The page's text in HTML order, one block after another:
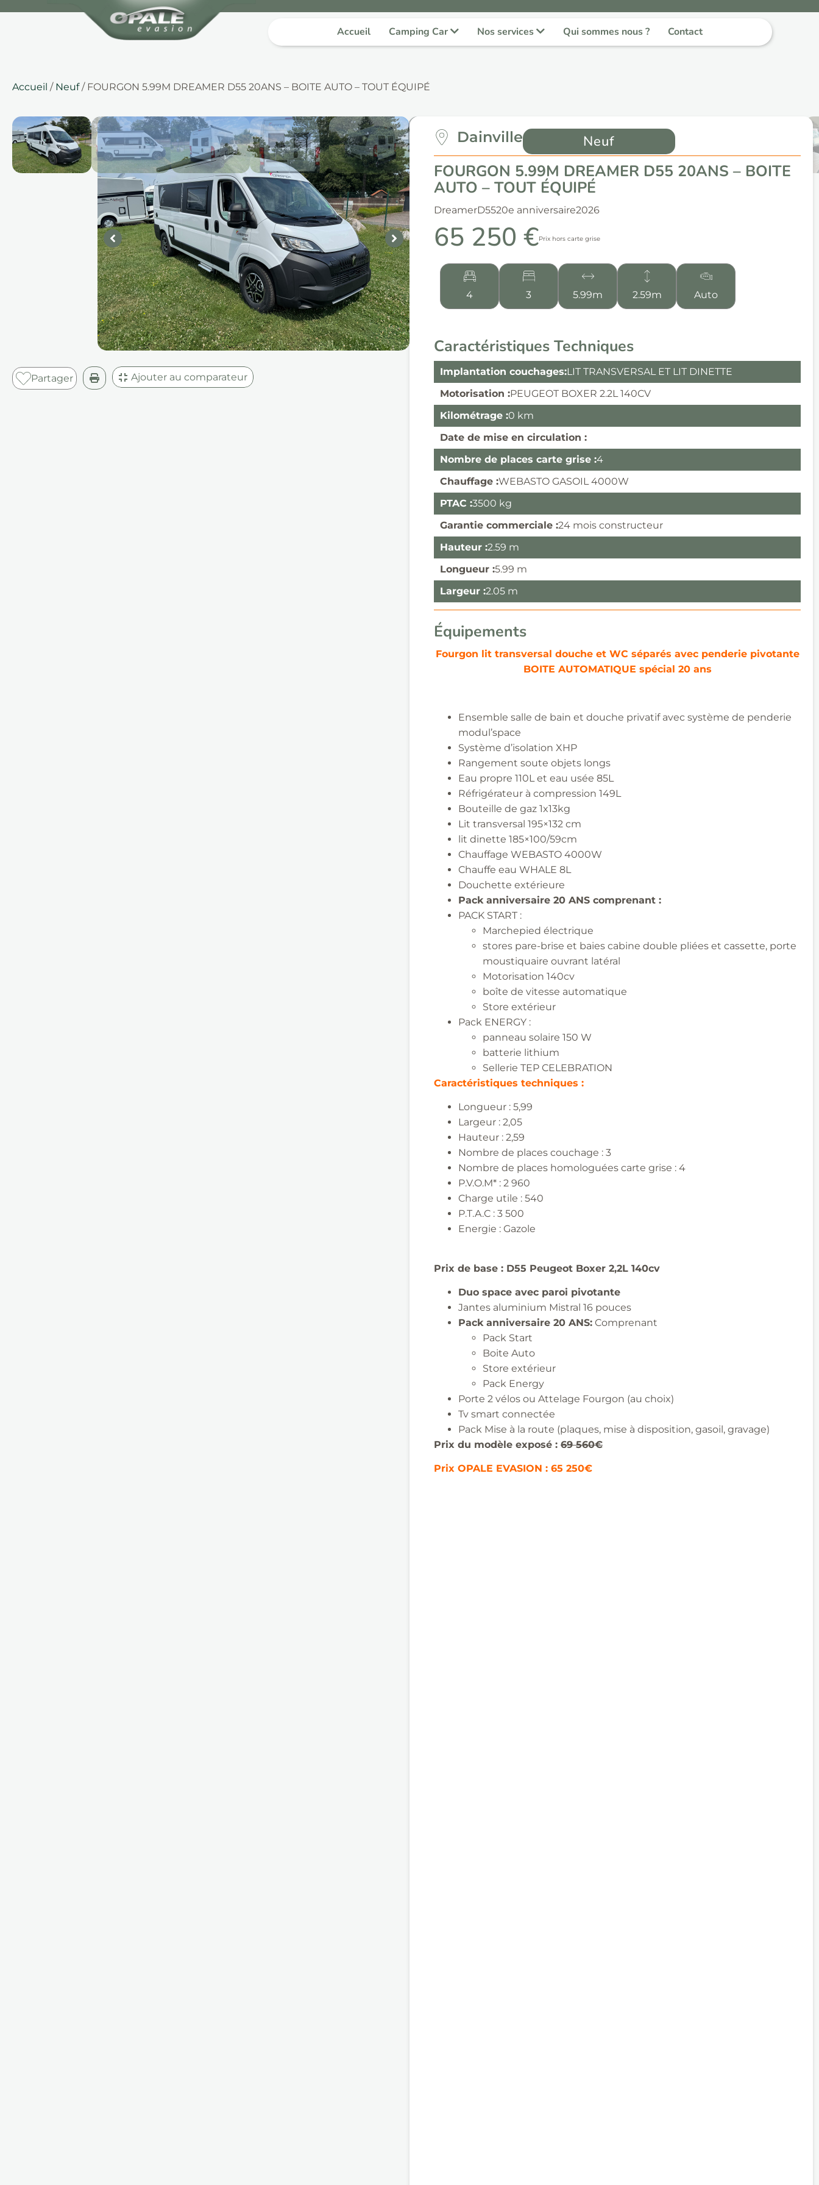
Accueil Camping Car Nos services Qui sommes nous ? Contact
Accueil / Neuf/ FOURGON 5.99M DREAMER D55 20ANS – BOITE AUTO – TOUT ÉQUIPÉ
Partager Ajouter au comparateur
Dainville Neuf
FOURGON 5.99M DREAMER D55 20ANS – BOITE
AUTO – TOUT ÉQUIPÉ
DreamerD5520e anniversaire2026
65 250 €Prix hors carte grise
4 3 5.99m 2.59m Auto
Caractéristiques Techniques
Implantation couchages:LIT TRANSVERSAL ET LIT DINETTE
Motorisation :PEUGEOT BOXER 2.2L 140CV
Kilométrage :0 km
Date de mise en circulation :
Nombre de places carte grise :4
Chauffage :WEBASTO GASOIL 4000W
PTAC :3500 kg
Garantie commerciale :24 mois constructeur
Hauteur :2.59 m
Longueur :5.99 m
Largeur :2.05 m
Équipements
Fourgon lit transversal douche et WC séparés avec penderie pivotante
BOITE AUTOMATIQUE spécial 20 ans
Ensemble salle de bain et douche privatif avec système de penderie
modul’space
Système d’isolation XHP
Rangement soute objets longs
Eau propre 110L et eau usée 85L
Réfrigérateur à compression 149L
Bouteille de gaz 1x13kg
Lit transversal 195×132 cm
lit dinette 185×100/59cm
Chauffage WEBASTO 4000W
Chauffe eau WHALE 8L
Douchette extérieure
Pack anniversaire 20 ANS comprenant :
PACK START :
Marchepied électrique
stores pare-brise et baies cabine double pliées et cassette, porte
moustiquaire ouvrant latéral
Motorisation 140cv
boîte de vitesse automatique
Store extérieur
Pack ENERGY :
panneau solaire 150 W
batterie lithium
Sellerie TEP CELEBRATION
Caractéristiques techniques :
Longueur : 5,99
Largeur : 2,05
Hauteur : 2,59
Nombre de places couchage : 3
Nombre de places homologuées carte grise : 4
P.V.O.M* : 2 960
Charge utile : 540
P.T.A.C : 3 500
Energie : Gazole
Prix de base : D55 Peugeot Boxer 2,2L 140cv
Duo space avec paroi pivotante
Jantes aluminium Mistral 16 pouces
Pack anniversaire 20 ANS: ​ Comprenant
Pack Start
Boite Auto
Store extérieur
Pack Energy​
Porte 2 vélos ou Attelage Fourgon (au choix)
Tv smart connectée​
Pack Mise à la route (plaques, mise à disposition, gasoil, gravage)
Prix du modèle exposé : 69 560€
Prix OPALE EVASION : 65 250€